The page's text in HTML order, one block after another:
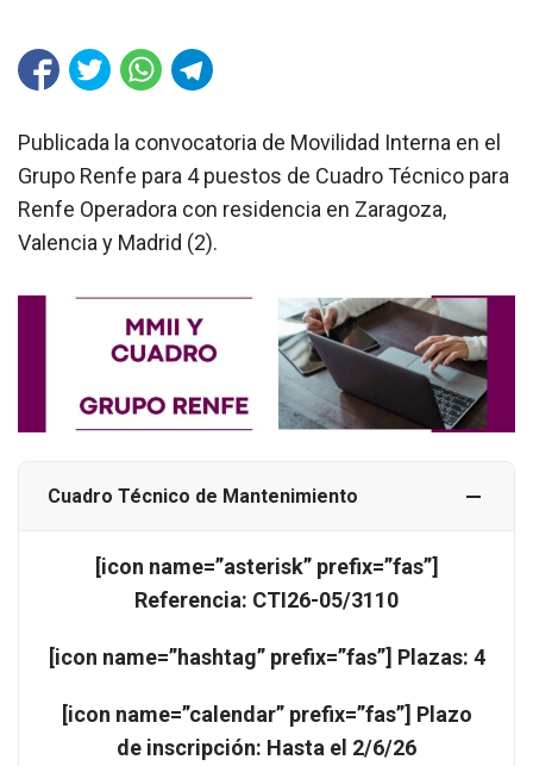
Publicada la convocatoria de Movilidad Interna en el
Grupo Renfe para 4 puestos de Cuadro Técnico para
Renfe Operadora con residencia en Zaragoza,
Valencia y Madrid (2).
Cuadro Técnico de Mantenimiento
[icon name=”asterisk” prefix=”fas”]
Referencia: CTI26-05/3110
[icon name=”hashtag” prefix=”fas”] Plazas: 4
[icon name=”calendar” prefix=”fas”] Plazo
de inscripción: Hasta el 2/6/26